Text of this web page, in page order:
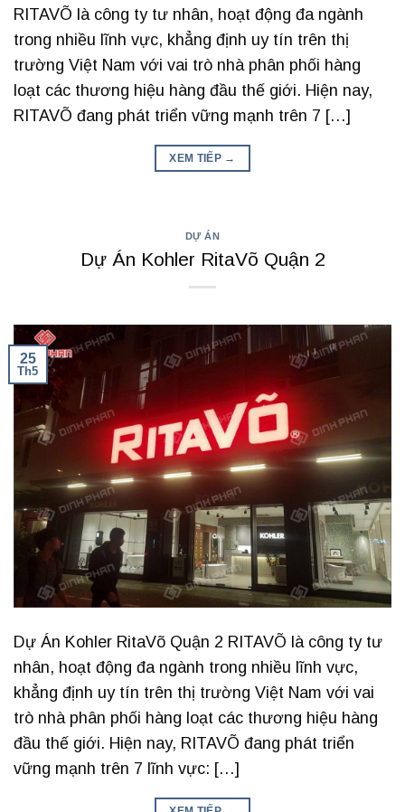
RITAVÕ là công ty tư nhân, hoạt động đa ngành
trong nhiều lĩnh vực, khẳng định uy tín trên thị
trường Việt Nam với vai trò nhà phân phối hàng
loạt các thương hiệu hàng đầu thế giới. Hiện nay,
RITAVÕ đang phát triển vững mạnh trên 7 […]
XEM TIẾP →
DỰ ÁN
Dự Án Kohler RitaVõ Quận 2
25
Th5
Dự Án Kohler RitaVõ Quận 2 RITAVÕ là công ty tư
nhân, hoạt động đa ngành trong nhiều lĩnh vực,
khẳng định uy tín trên thị trường Việt Nam với vai
trò nhà phân phối hàng loạt các thương hiệu hàng
đầu thế giới. Hiện nay, RITAVÕ đang phát triển
vững mạnh trên 7 lĩnh vực: […]